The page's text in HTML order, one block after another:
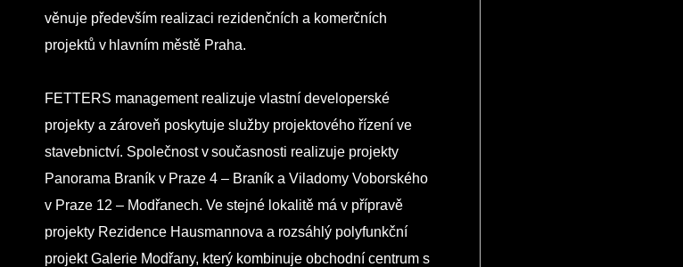
věnuje především realizaci rezidenčních a komerčních
projektů v hlavním městě Praha.
FETTERS management realizuje vlastní developerské
projekty a zároveň poskytuje služby projektového řízení ve
stavebnictví. Společnost v současnosti realizuje projekty
Panorama Braník v Praze 4 – Braník a Viladomy Voborského
v Praze 12 – Modřanech. Ve stejné lokalitě má v přípravě
projekty Rezidence Hausmannova a rozsáhlý polyfunkční
projekt Galerie Modřany, který kombinuje obchodní centrum s